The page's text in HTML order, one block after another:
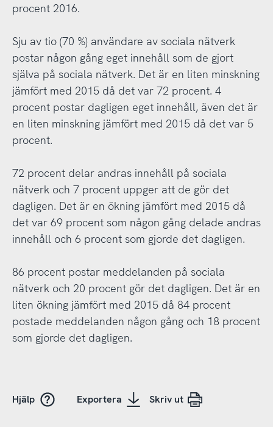
procent 2016.
Sju av tio (70 %) användare av sociala nätverk
postar någon gång eget innehåll som de gjort
själva på sociala nätverk. Det är en liten minskning
jämfört med 2015 då det var 72 procent. 4
procent postar dagligen eget innehåll, även det är
en liten minskning jämfört med 2015 då det var 5
procent.
72 procent delar andras innehåll på sociala
nätverk och 7 procent uppger att de gör det
dagligen. Det är en ökning jämfört med 2015 då
det var 69 procent som någon gång delade andras
innehåll och 6 procent som gjorde det dagligen.
86 procent postar meddelanden på sociala
nätverk och 20 procent gör det dagligen. Det är en
liten ökning jämfört med 2015 då 84 procent
postade meddelanden någon gång och 18 procent
som gjorde det dagligen.
Hjälp Exportera Skriv ut